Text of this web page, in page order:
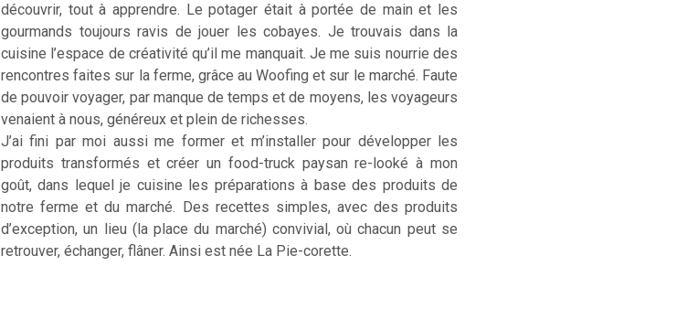
découvrir, tout à apprendre. Le potager était à portée de main et les
gourmands toujours ravis de jouer les cobayes. Je trouvais dans la
cuisine l’espace de créativité qu’il me manquait. Je me suis nourrie des
rencontres faites sur la ferme, grâce au Woofing et sur le marché. Faute
de pouvoir voyager, par manque de temps et de moyens, les voyageurs
venaient à nous, généreux et plein de richesses.
J’ai fini par moi aussi me former et m’installer pour développer les
produits transformés et créer un food-truck paysan re-looké à mon
goût, dans lequel je cuisine les préparations à base des produits de
notre ferme et du marché. Des recettes simples, avec des produits
d’exception, un lieu (la place du marché) convivial, où chacun peut se
retrouver, échanger, flâner. Ainsi est née La Pie-corette.